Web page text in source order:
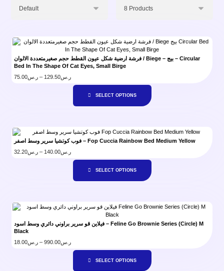
فرشة ارضية شكل عيون القطط حجم صغيرمتعددة الالوان / Biege – بيج – Circular
Bed In The Shape Of Cat Eyes, Small Birge
ر.س75.00 – ر.س129.50
SELECT OPTIONS
فوب كوتشيا سرير وسط اصفر – Fop Cuccia Rainbow Bed Medium Yellow
ر.س32.20 – ر.س140.00
SELECT OPTIONS
فيلاين قو سرير براوني دائري وسط اسود – Feline Go Brownie Series (Circle) M
Black
ر.س18.00 – ر.س990.00
SELECT OPTIONS